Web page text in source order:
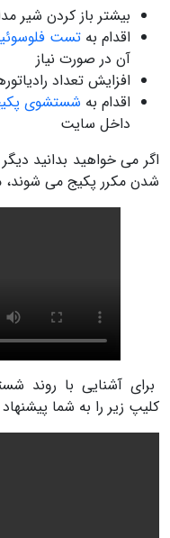
بیشتر باز کردن شیر
اقدام به تست
آن در صورت نیاز
افزایش تعداد
اقدام به شستشوی
داخل سایت
اگر می خواهید بدانید
شدن مکرر پکیج می شوند،
برای آشنایی با روند
کلیپ زیر را به شما